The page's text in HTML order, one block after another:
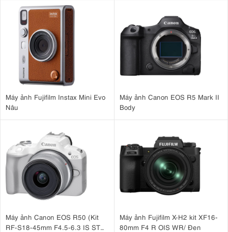
6. Tùy chọn nguồn điện linh hoạt
Đầu vào điện 48V DC của 200D S mang lại sự linh hoạt cho đèn
LED chính xác màu sắc với cả tùy chọn năng lượng AC và pin. Sử
dụng hai pin Gold hoặc V-Mount với Aputure 2-Bay Battery Power
mà ở mọi môi trường quay.
Máy ảnh Fujifilm Instax Mini Evo
Nâu
Máy ảnh Canon EOS R5 Mark II
Body
Máy ảnh Canon EOS R50 (Kit
RF-S18-45mm F4.5-6.3 IS STM
Máy ảnh Fujifilm X-H2 kit XF16-
80mm F4 R OIS WR/ Đen